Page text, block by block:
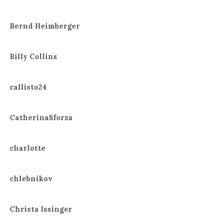
Bernd Heimberger
Billy Collins
callisto24
CatherinaSforza
charlotte
chlebnikov
Christa Issinger